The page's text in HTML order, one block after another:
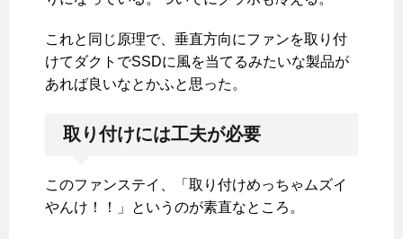
これと同じ原理で、垂直方向にファンを取り付
けてダクトでSSDに風を当てるみたいな製品が
あれば良いなとかふと思った。
取り付けには工夫が必要
このファンステイ、「取り付けめっちゃムズイ
やんけ！！」というのが素直なところ。